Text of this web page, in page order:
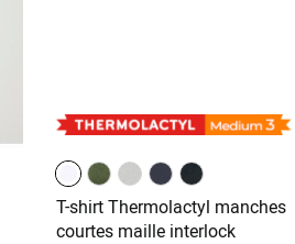
T-shirt Thermolactyl manches
courtes maille interlock